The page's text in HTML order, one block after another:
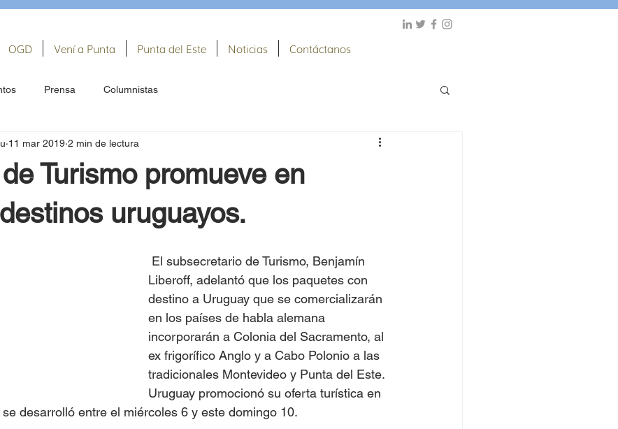
OGD Vení a Punta Punta del Este Noticias Contáctanos
Prensa Columnistas
Turismo promueve en
uruguayos.
11 mar 2019 2 min de lectura
Liberoff, adelantó que los paquetes con
destino a Uruguay que se comercializarán
en los países de habla alemana
incorporarán a Colonia del Sacramento, al
ex frigorífico Anglo y a Cabo Polonio a las
tradicionales Montevideo y Punta del Este.
Uruguay promocionó su oferta turística en
desarrolló entre el miércoles 6 y este domingo 10.